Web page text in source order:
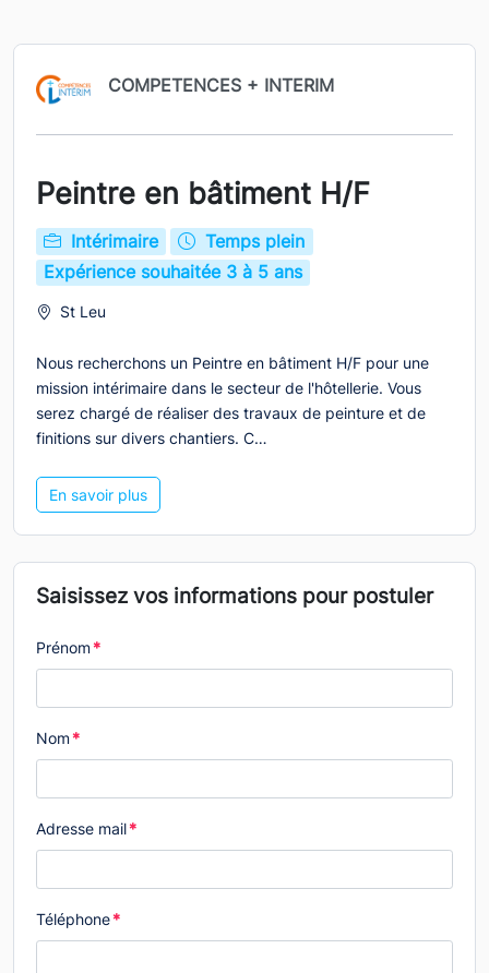
COMPETENCES + INTERIM
Peintre en bâtiment H/F
Intérimaire
Temps plein
Expérience souhaitée 3 à 5 ans
St Leu
Nous recherchons un Peintre en bâtiment H/F pour une
mission intérimaire dans le secteur de l'hôtellerie. Vous
serez chargé de réaliser des travaux de peinture et de
finitions sur divers chantiers. C…
En savoir plus
Saisissez vos informations pour postuler
Prénom*
Nom*
Adresse mail*
Téléphone*